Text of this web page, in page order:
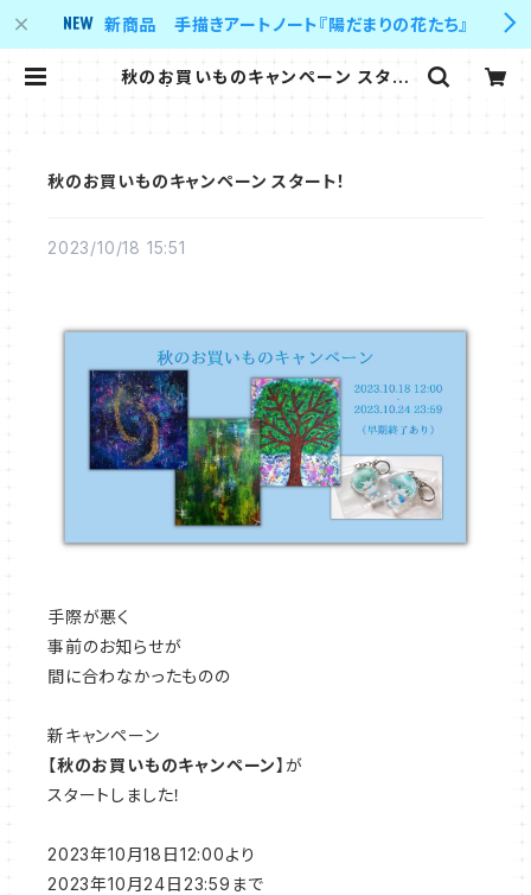
新商品 手描きアートノート『陽だまりの花たち』
秋のお買いものキャンペーン スター
秋のお買いものキャンペーン スタート！
2023/10/18 15:51
手際が悪く
事前のお知らせが
間に合わなかったものの
新キャンペーン
【秋のお買いものキャンペーン】が
スタートしました！
2023年10月18日12:00より
2023年10月24日23:59まで